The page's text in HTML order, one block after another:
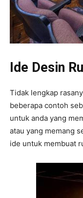
Ide Desin
Tidak lengkap
beberapa contoh
untuk anda yang
atau yang memang
ide untuk membuat